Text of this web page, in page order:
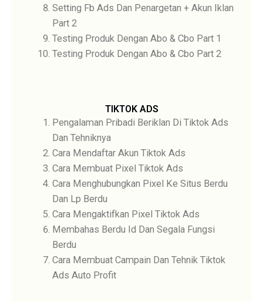
Setting Fb Ads Dan Penargetan + Akun Iklan
Part 2
Testing Produk Dengan Abo & Cbo Part 1
Testing Produk Dengan Abo & Cbo Part 2
TIKTOK ADS
Pengalaman Pribadi Beriklan Di Tiktok Ads
Dan Tehniknya
Cara Mendaftar Akun Tiktok Ads
Cara Membuat Pixel Tiktok Ads
Cara Menghubungkan Pixel Ke Situs Berdu
Dan Lp Berdu
Cara Mengaktifkan Pixel Tiktok Ads
Membahas Berdu Id Dan Segala Fungsi
Berdu
Cara Membuat Campain Dan Tehnik Tiktok
Ads Auto Profit